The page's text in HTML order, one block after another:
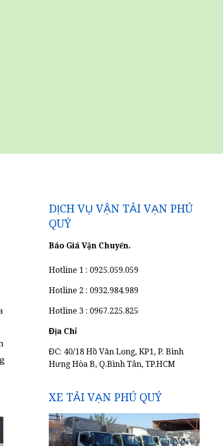
DỊCH VỤ VẬN TẢI VẠN PHÚ
QUÝ
Báo Giá Vận Chuyển.
Hotline 1 : 0925.059.059
Hotline 2 : 0932.984.989
Hotline 3 : 0967.225.825
Địa Chỉ
ĐC: 40/18 Hồ Văn Long, KP1, P. Bình
Hưng Hòa B, Q.Bình Tân, TP.HCM
XE TẢI VẠN PHÚ QUÝ